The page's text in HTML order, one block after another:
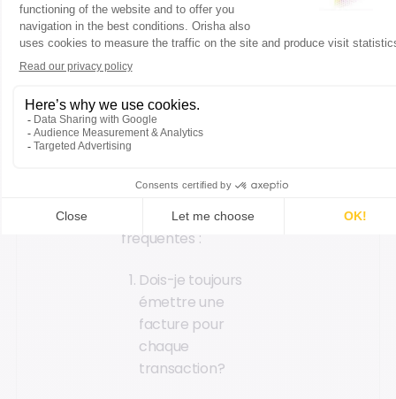
gestionnaires que des
clients. Répondre
clairement à ces
éviter de nombreux
malentendus et
renforcer la confiance
les réponses aux
questions les plus
fréquentes :
Dois-je toujours
émettre une
facture pour
chaque
transaction?